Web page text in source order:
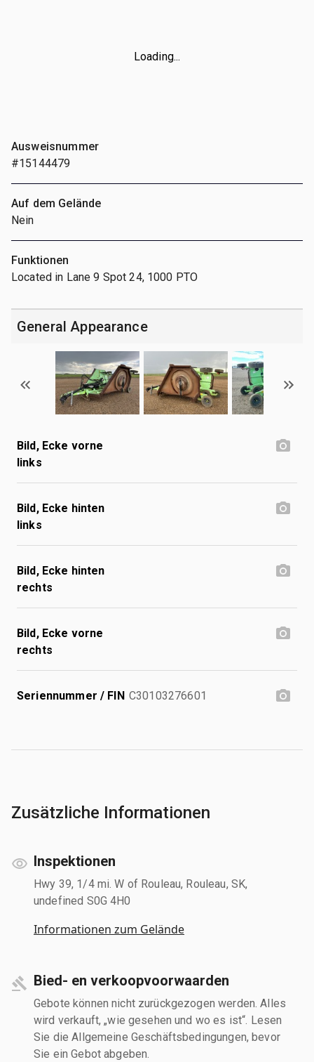
Loading...
Ausweisnummer
#15144479
Auf dem Gelände
Nein
Funktionen
Located in Lane 9 Spot 24, 1000 PTO
General Appearance
Bild, Ecke vorne
links
Bild, Ecke hinten
links
Bild, Ecke hinten
rechts
Bild, Ecke vorne
rechts
Seriennummer / FIN C30103276601
Zusätzliche Informationen
Inspektionen
Hwy 39, 1/4 mi. W of Rouleau, Rouleau, SK,
undefined S0G 4H0
Informationen zum Gelände
Bied- en verkoopvoorwaarden
Gebote können nicht zurückgezogen werden. Alles
wird verkauft, „wie gesehen und wo es ist“. Lesen
Sie die Allgemeine Geschäftsbedingungen, bevor
Sie ein Gebot abgeben.